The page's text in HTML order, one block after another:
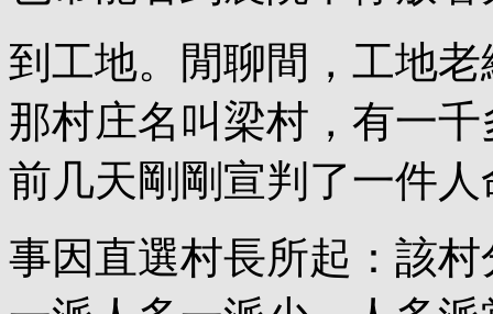
到工地。閒聊間，工地
那村庄名叫梁村，有一
前几天剛剛宣判了一件
事因直選村長所起：該